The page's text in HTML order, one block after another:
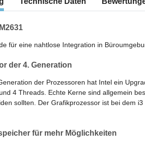
für eine nahtlose Integration in
der 4. Generation
der Prozessoren hat Intel ein
4 Threads. Echte Kerne sind allgemein
sollten. Der Grafikprozessor ist bei dem
für mehr Möglichkeiten